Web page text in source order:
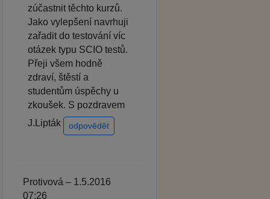
zúčastnit těchto kurzů.
Jako vylepšení navrhuji
zařadit do testování víc
otázek typu SCIO testů.
Přeji všem hodně
zdraví, štěstí a
studentům úspěchy u
zkoušek. S pozdravem
J.Lipták
odpovědět
Protivová – 1.5.2016
07:26